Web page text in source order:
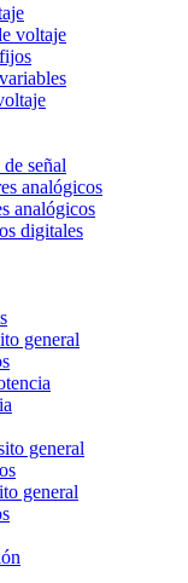
voltaje
señal
analógicos
analógicos
digitales
general
general
general